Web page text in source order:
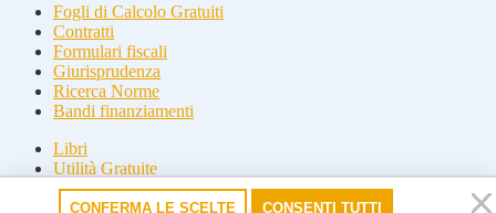
Fogli di Calcolo Gratuiti
Contratti
Formulari fiscali
Giurisprudenza
Ricerca Norme
Bandi finanziamenti
Libri
Utilità Gratuite
Guide fiscali
CONFERMA LE SCELTE CONSENTI TUTTI